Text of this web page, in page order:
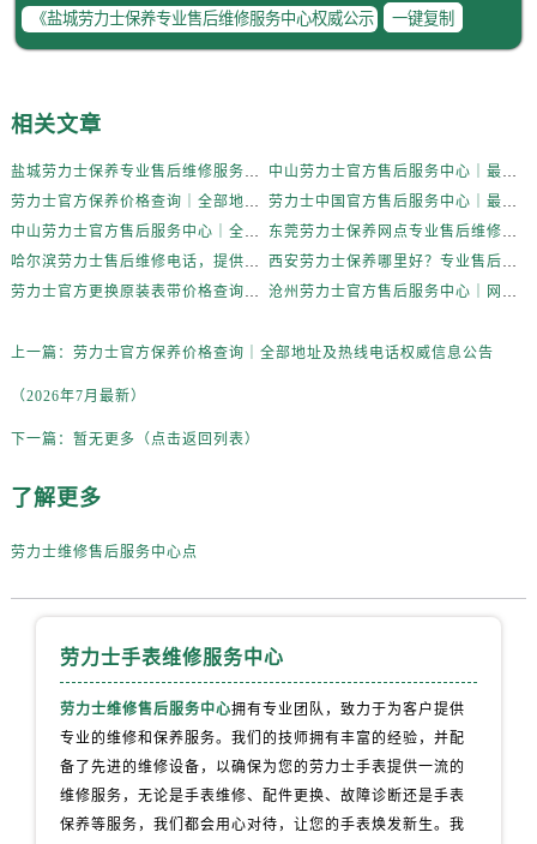
一键复制
相关文章
盐城劳力士保养专业售后维修服务中心权威公示（2026年7月最新）
中山劳力士官方售后服务中心｜最新热线及官方维修地址权威信息公示（2026年7月更新）
劳力士官方保养价格查询｜全部地址及热线电话权威信息公告（2026年7月最新）
劳力士中国官方售后服务中心｜最新热线和详细维修地址权威信息公告（2026年7月最新）
中山劳力士官方售后服务中心｜全部地址与24小时客服电话权威信息公示（2026年7月更新）
东莞劳力士保养网点专业售后维修服务中心权威公示（2026年7月最新）
哈尔滨劳力士售后维修电话，提供专业保养服务权威公示（2026年7月最新）
西安劳力士保养哪里好？专业售后维修服务全解析权威公示（2026年7月最新）
劳力士官方更换原装表带价格查询｜全部地址与客服热线权威信息公告（2026年7月最新）
沧州劳力士官方售后服务中心｜网点地址与售后服务热线权威信息公示（2026年7月更新）
上一篇： 劳力士官方保养价格查询｜全部地址及热线电话权威信息公告
（2026年7月最新）
下一篇： 暂无更多（点击返回列表）
了解更多
劳力士维修售后服务中心点
劳力士手表维修服务中心
劳力士维修售后服务中心拥有专业团队，致力于为客户提供
专业的维修和保养服务。我们的技师拥有丰富的经验，并配
备了先进的维修设备，以确保为您的劳力士手表提供一流的
维修服务，无论是手表维修、配件更换、故障诊断还是手表
保养等服务，我们都会用心对待，让您的手表焕发新生。我